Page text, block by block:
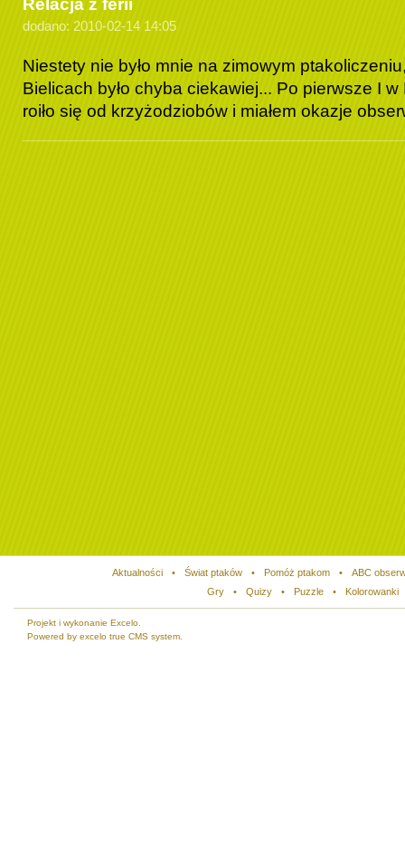
Relacja z ferii
dodano: 2010-02-14 14:05
Niestety nie było mnie na zimowym
Bielicach było chyba ciekawiej... Po pierwsze I
roiło się od krzyżodziobów i miałem okazje
Aktualności • Świat ptaków • Pomóż ptakom •
ABC
Gry
• Quizy • Puzzle • Kolorowanki
Projekt i wykonanie Excelo.
Powered by excelo true CMS system.